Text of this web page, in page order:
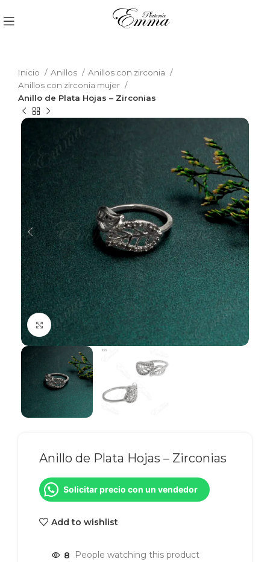
Inicio Anillos
Anillos con zirconia
Anillos con zirconia mujer
Anillo de Plata Hojas – Zirconias
Click to enlarge
Anillo de Plata Hojas – Zirconias
Solicitar precio con un vendedor
Add to wishlist
8
People watching this product